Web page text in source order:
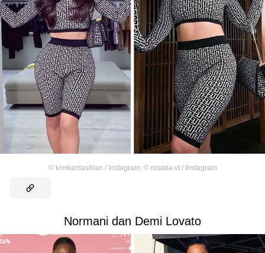
© kimkardashian / Instagram © rosalia.vt / Instagram
Normani dan Demi Lovato